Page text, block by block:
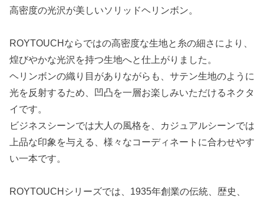
高密度の光沢が美しいソリッドヘリンボン。
ROYTOUCHならではの高密度な生地と糸の細さにより、
煌びやかな光沢を持つ生地へと仕上がりました。
ヘリンボンの織り目がありながらも、サテン生地のように
光を反射するため、凹凸を一層お楽しみいただけるネクタ
イです。
ビジネスシーンでは大人の風格を、カジュアルシーンでは
上品な印象を与える、様々なコーディネートに合わせやす
い一本です。
ROYTOUCHシリーズでは、1935年創業の伝統、歴史、